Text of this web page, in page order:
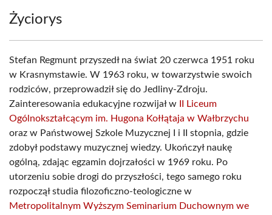
Życiorys
Stefan Regmunt przyszedł na świat 20 czerwca 1951 roku
w Krasnymstawie. W 1963 roku, w towarzystwie swoich
rodziców, przeprowadził się do Jedliny-Zdroju.
Zainteresowania edukacyjne rozwijał w
II Liceum
Ogólnokształcącym im. Hugona Kołłątaja w Wałbrzychu
oraz w Państwowej Szkole Muzycznej I i II stopnia, gdzie
zdobył podstawy muzycznej wiedzy. Ukończył naukę
ogólną, zdając egzamin dojrzałości w 1969 roku. Po
utorzeniu sobie drogi do przyszłości, tego samego roku
rozpoczął studia filozoficzno-teologiczne w
Metropolitalnym Wyższym Seminarium Duchownym we